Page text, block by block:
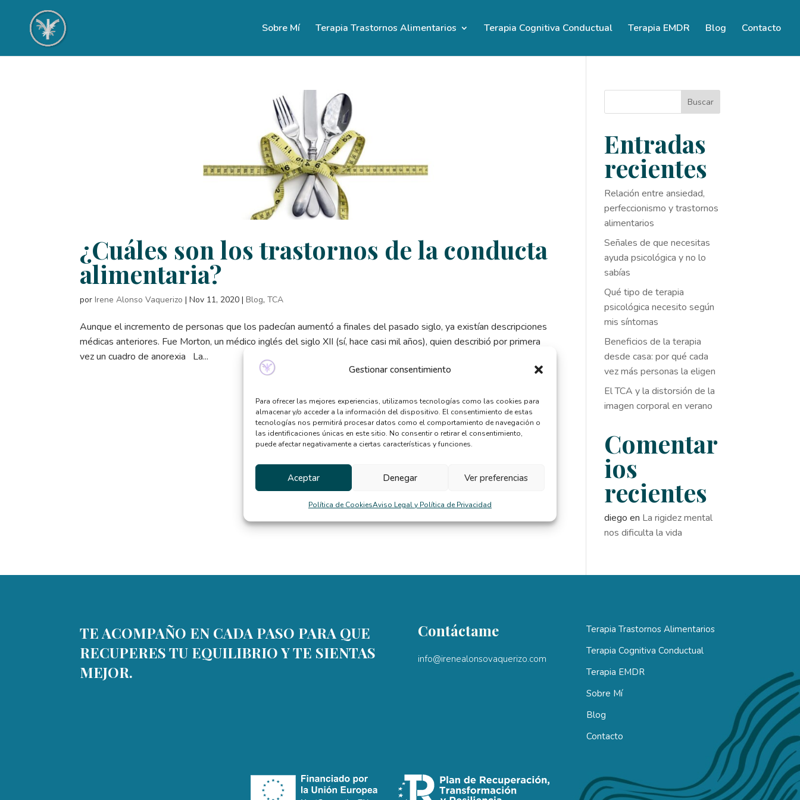
Gestionar consentimiento
Para ofrecer las mejores experiencias, utilizamos tecnologías como las cookies para
almacenar y/o acceder a la información del dispositivo. El consentimiento de estas
tecnologías nos permitirá procesar datos como el comportamiento de navegación o
las identificaciones únicas en este sitio. No consentir o retirar el consentimiento,
puede afectar negativamente a ciertas características y funciones.
Aceptar Denegar Ver preferencias
Política de CookiesAviso Legal y Política de Privacidad
Sobre Mí Terapia Trastornos Alimentarios Terapia Cognitiva Conductual Terapia EMDR Blog Contacto
¿Cuáles son los trastornos de la conducta
alimentaria?
porIrene Alonso Vaquerizo |Nov 11, 2020 |Blog,TCA
Aunque el incremento de personas que los padecían aumentó a finales del pasado siglo, ya existían descripciones
médicas anteriores. Fue Morton, un médico inglés del siglo XII (sí, hace casi mil años), quien describió por primera
vez un cuadro de anorexia La...
Buscar
Entradas
recientes
Relación entre ansiedad,
perfeccionismo y trastornos
alimentarios
Señales de que necesitas
ayuda psicológica y no lo
sabías
Qué tipo de terapia
psicológica necesito según
mis síntomas
Beneficios de la terapia
desde casa: por qué cada
vez más personas la eligen
El TCA y la distorsión de la
imagen corporal en verano
Comentar
ios
recientes
diego en La rigidez mental
nos dificulta la vida
TE ACOMPAÑO EN CADA PASO PARA QUE
RECUPERES TU EQUILIBRIO Y TE SIENTAS
MEJOR.
Contáctame
info@irenealonsovaquerizo.com
Terapia Trastornos Alimentarios
Terapia Cognitiva Conductual
Terapia EMDR
Sobre Mí
Blog
Contacto